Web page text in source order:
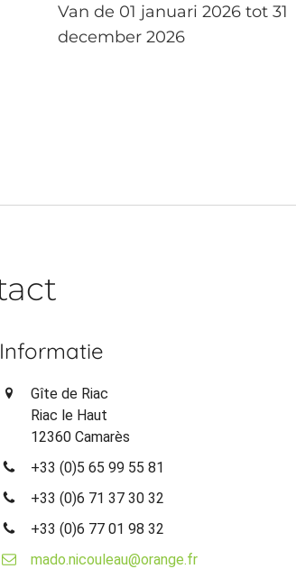
Van de 01 januari 2026 tot 31
december 2026
Informatie
Gîte de Riac
Riac le Haut
12360 Camarès
+33 (0)5 65 99 55 81
+33 (0)6 71 37 30 32
+33 (0)6 77 01 98 32
mado.nicouleau@orange.fr